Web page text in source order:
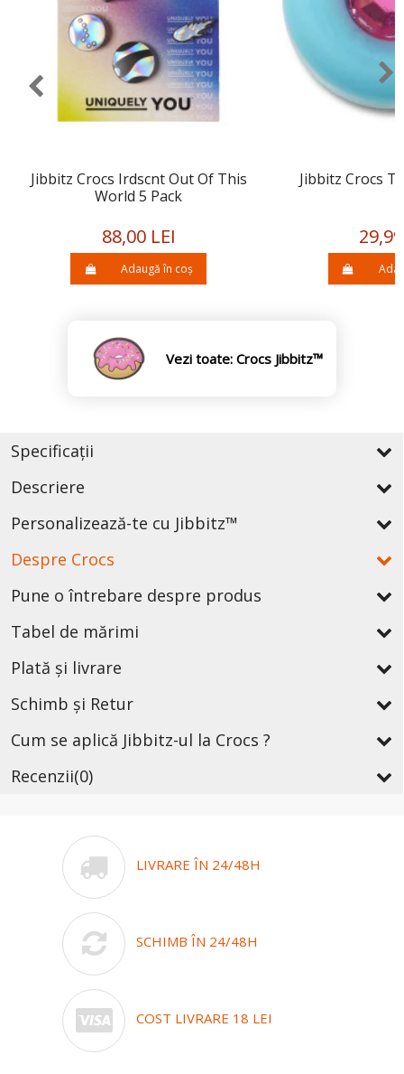
Jibbitz Crocs Irdscnt Out Of This
World 5 Pack
88,00 LEI
Adaugă în coș
Jibbitz Crocs
Vezi toate: Crocs Jibbitz™
Specificații
Descriere
Personalizează-te cu Jibbitz™
Despre Crocs
Pune o întrebare despre produs
Tabel de mărimi
Plată și livrare
Schimb și Retur
Cum se aplică Jibbitz-ul la Crocs ?
Recenzii(0)
LIVRARE ÎN 24/48H
SCHIMB ÎN 24/48H
COST LIVRARE 18 LEI